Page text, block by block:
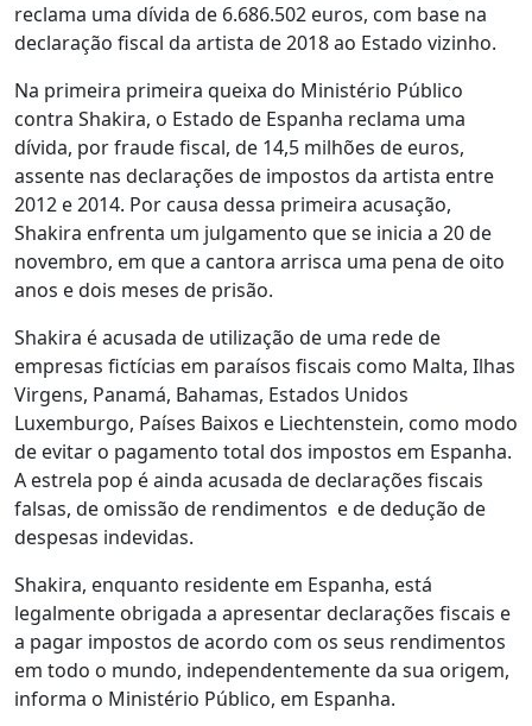
reclama uma dívida de 6.686.502 euros, com base na
declaração fiscal da artista de 2018 ao Estado vizinho.
Na primeira primeira queixa do Ministério Público
contra Shakira, o Estado de Espanha reclama uma
dívida, por fraude fiscal, de 14,5 milhões de euros,
assente nas declarações de impostos da artista entre
2012 e 2014. Por causa dessa primeira acusação,
Shakira enfrenta um julgamento que se inicia a 20 de
novembro, em que a cantora arrisca uma pena de oito
anos e dois meses de prisão.
Shakira é acusada de utilização de uma rede de
empresas fictícias em paraísos fiscais como Malta, Ilhas
Virgens, Panamá, Bahamas, Estados Unidos
Luxemburgo, Países Baixos e Liechtenstein, como modo
de evitar o pagamento total dos impostos em Espanha.
A estrela pop é ainda acusada de declarações fiscais
falsas, de omissão de rendimentos e de dedução de
despesas indevidas.
Shakira, enquanto residente em Espanha, está
legalmente obrigada a apresentar declarações fiscais e
a pagar impostos de acordo com os seus rendimentos
em todo o mundo, independentemente da sua origem,
informa o Ministério Público, em Espanha.